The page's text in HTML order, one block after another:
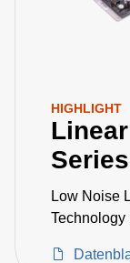
HIGHLIGHT
Series
Low Noise
Technology